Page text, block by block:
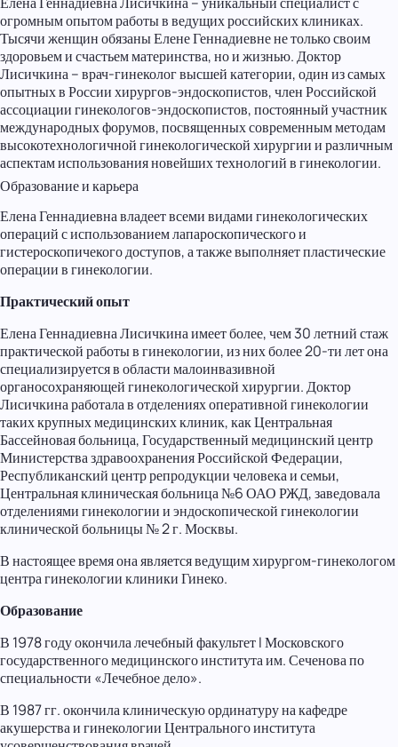
огромным опытом работы в ведущих российских клиниках.
Тысячи женщин обязаны Елене Геннадиевне не только своим
здоровьем и счастьем материнства, но и жизнью. Доктор
Лисичкина – врач-гинеколог высшей категории, один из самых
опытных в России хирургов-эндоскопистов, член Российской
ассоциации гинекологов-эндоскопистов, постоянный участник
международных форумов, посвященных современным методам
высокотехнологичной гинекологической хирургии и различным
аспектам использования новейших технологий в гинекологии.
Образование и карьера
Елена Геннадиевна владеет всеми видами гинекологических
операций с использованием лапароскопического и
гистероскопичекого доступов, а также выполняет пластические
операции в гинекологии.
Практический опыт
Елена Геннадиевна Лисичкина имеет более, чем 30 летний стаж
практической работы в гинекологии, из них более 20-ти лет она
специализируется в области малоинвазивной
органосохраняющей гинекологической хирургии. Доктор
Лисичкина работала в отделениях оперативной гинекологии
таких крупных медицинских клиник, как Центральная
Бассейновая больница, Государственный медицинский центр
Министерства здравоохранения Российской Федерации,
Республиканский центр репродукции человека и семьи,
Центральная клиническая больница №6 ОАО РЖД, заведовала
отделениями гинекологии и эндоскопической гинекологии
клинической больницы № 2 г. Москвы.
В настоящее время она является ведущим хирургом-гинекологом
центра гинекологии клиники Гинеко.
Образование
В 1978 году окончила лечебный факультет I Московского
государственного медицинского института им. Сеченова по
специальности «Лечебное дело».
В 1987 гг. окончила клиническую ординатуру на кафедре
акушерства и гинекологии Центрального института